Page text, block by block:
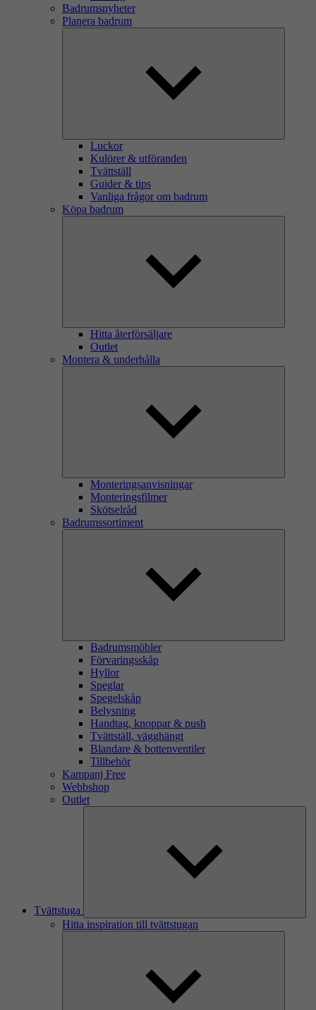
Badrumsnyheter
Planera badrum
Luckor
Kulörer & utföranden
Tvättställ
Guider & tips
Vanliga frågor om badrum
Köpa badrum
Hitta återförsäljare
Outlet
Montera & underhålla
Monteringsanvisningar
Monteringsfilmer
Skötselråd
Badrumssortiment
Badrumsmöbler
Förvaringsskåp
Hyllor
Speglar
Spegelskåp
Belysning
Handtag, knoppar & push
Tvättställ, vägghängt
Blandare & bottenventiler
Tillbehör
Kampanj Free
Webbshop
Outlet
Tvättstuga
Hitta inspiration till tvättstugan